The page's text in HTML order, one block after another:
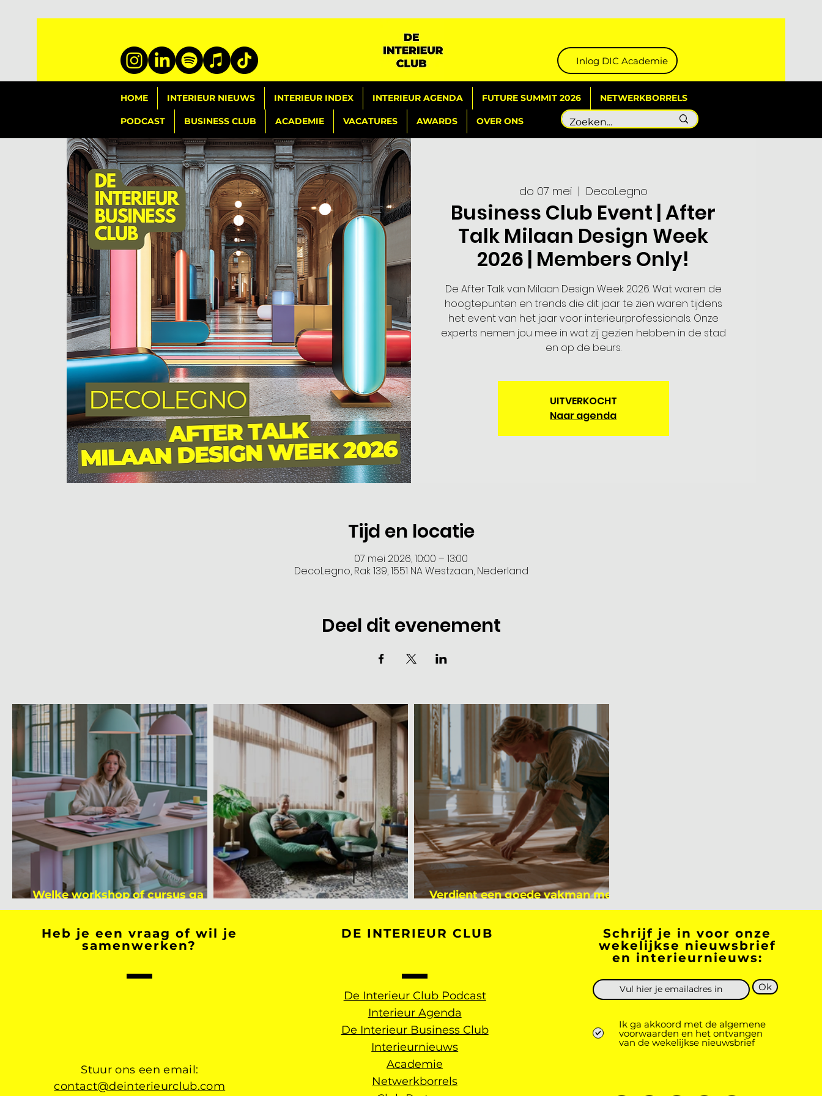
Inlog DIC Academie
HOME INTERIEUR NIEUWS INTERIEUR INDEX INTERIEUR AGENDA FUTURE SUMMIT 2026 NETWERKBORRELS
PODCAST BUSINESS CLUB ACADEMIE VACATURES AWARDS OVER ONS
do 07 mei
  |
DecoLegno
Business Club Event | After
Talk Milaan Design Week
2026 | Members Only!
De After Talk van Milaan Design Week 2026. Wat waren de
hoogtepunten en trends die dit jaar te zien waren tijdens
het event van het jaar voor interieurprofessionals. Onze
experts nemen jou mee in wat zij gezien hebben in de stad
en op de beurs.
UITVERKOCHT
Naar agenda
Tijd en locatie
07 mei 2026, 10:00 – 13:00
DecoLegno, Rak 139, 1551 NA Westzaan, Nederland
Deel dit evenement
Welke workshop of cursus ga jij
volgen na je vakantie?
Binnenkijker bij Mark Mutsaers
Verdient een goede vakman meer
dan een gemiddelde academicus?
Heb je een vraag of wil je
samenwerken?
Stuur ons een email:
contact@deinterieurclub.com
DE INTERIEUR CLUB
De Interieur Club Podcast
Interieur Agenda
De Interieur Business Club
Interieurnieuws
Academie
Netwerkborrels
Schrijf je in voor onze
wekelijkse nieuwsbrief
en interieurnieuws:
Ok
Ik ga akkoord met de algemene
voorwaarden en het ontvangen
van de wekelijkse nieuwsbrief